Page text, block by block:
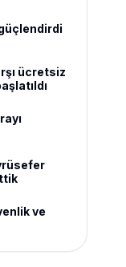
ücretsiz
ve